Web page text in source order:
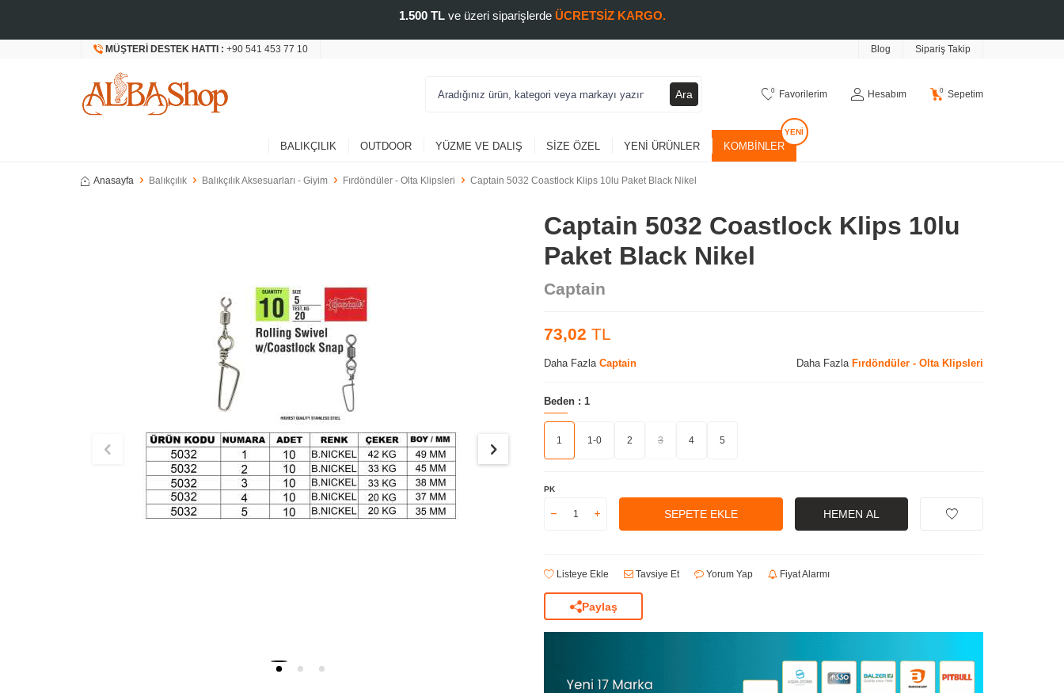
1.500 TLve üzeri siparişlerde ÜCRETSİZ KARGO.
MÜŞTERI DESTEK HATTI : +90 541 453 77 10 Blog Sipariş Takip
Ara 0 Favorilerim Hesabım 0 Sepetim
BALIKÇILIK OUTDOOR YÜZME VE DALIŞ SIZE ÖZEL YENI ÜRÜNLER KOMBINLER
Anasayfa Balıkçılık Balıkçılık Aksesuarları - Giyim Fırdöndüler - Olta Klipsleri Captain 5032 Coastlock Klips 10lu Paket Black Nikel
Captain 5032 Coastlock Klips 10lu
Paket Black Nikel
Captain
73,02 TL
Daha Fazla Captain Daha Fazla Fırdöndüler - Olta Klipsleri
Beden : 1
1 1-0 2 3 4 5
PK
SEPETE EKLE HEMEN AL
Listeye Ekle Tavsiye Et Yorum Yap Fiyat Alarmı
Paylaş